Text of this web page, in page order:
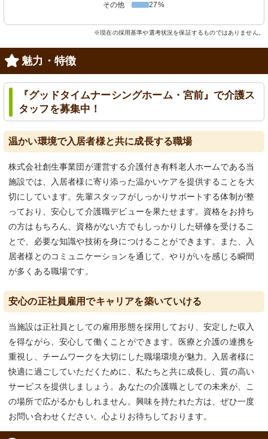
その他
27%
※現在の採用基準や選考状況を保証するものではありません。
魅力・特徴
『グッドタイムナーシングホーム・宮前』で介護ス
タッフを募集中！
温かい環境で入居者様と共に成長する職場
株式会社創生事業団が運営する介護付き有料老人ホームである当
施設では、入居者様に寄り添った温かいケアを提供することを大
切にしています。先輩スタッフがしっかりサポートする体制が整
っており、安心して介護職デビューを果たせます。資格をお持ち
の方はもちろん、資格がない方でもしっかりした研修を受けるこ
とで、必要な知識や技術を身につけることができます。また、入
居者様とのコミュニケーションを通じて、やりがいを感じる瞬間
が多くある職場です。
安心の正社員雇用でキャリアを築いていける
当施設は正社員としての雇用形態を採用しており、安定した収入
を得ながら、安心して働くことができます。医療と介護の連携を
重視し、チームワークを大切にした職場環境が魅力。入居者様に
快適に過ごしていただくために、私たちと共に成長し、質の高い
サービスを提供しましょう。あなたの介護職としての未来が、こ
の場所で広がるかもしれません。興味を持たれた方は、ぜひ一度
お問い合わせください。心よりお待ちしております。